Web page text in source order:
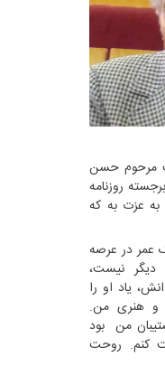
مرحوم حسن
روزنامه
عزت به که
در عرصه
دیگر نیست،
یاد او را
و هنری من.
من بود
کنم. روحت